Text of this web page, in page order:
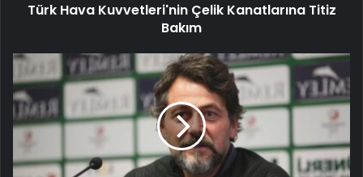
Türk Hava Kuvvetleri'nin Çelik Kanatlarına Titiz
Bakım